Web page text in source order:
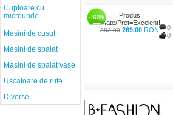
-30%
0
0
Produs
Calitate/Pret=Excelent!...
383.00 269.00 RON
Cuptoare cu
microunde
Masini de cusut
Masini de spalat
Masini de spalat vase
Uscatoare de rufe
Diverse